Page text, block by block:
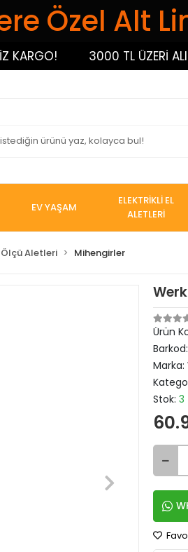
Özel Alt
3000 TL ÜZERİ
EV YAŞAM
ELEKTRİKLİ EL
ALETLERİ
Ölçü Aletleri Mihengirler
Ürün
Barkod:
Marka:
Stok: 3